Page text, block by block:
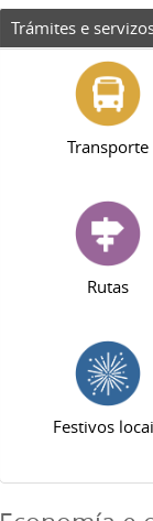
Trámites e
Transporte
Rutas
Festivos